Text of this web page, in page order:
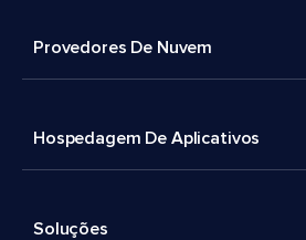
Provedores De Nuvem
Hospedagem De Aplicativos
Soluções